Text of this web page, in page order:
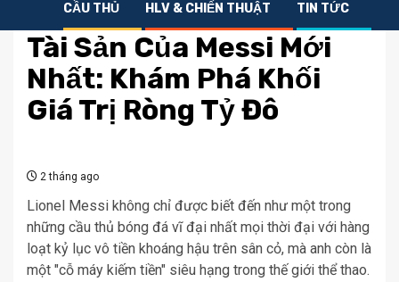
CẦU THỦ HLV & CHIẾN THUẬT TIN TỨC
Cầu thủ
Tài Sản Của Messi Mới
Nhất: Khám Phá Khối
Giá Trị Ròng Tỷ Đô
2 tháng ago
Lionel Messi không chỉ được biết đến như một trong
những cầu thủ bóng đá vĩ đại nhất mọi thời đại với hàng
loạt kỷ lục vô tiền khoáng hậu trên sân cỏ, mà anh còn là
một "cỗ máy kiếm tiền" siêu hạng trong thế giới thể thao.